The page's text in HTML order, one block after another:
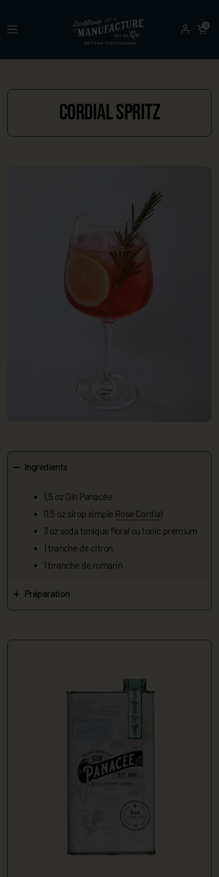
Ouvrir le menu
Ouvrir le
0
Cordial Spritz
Ingrédients
1,5 oz Gin Panacée
0,5 oz sirop simple Rose Cordial
3 oz soda tonique floral ou tonic premium
1 tranche de citron
1 branche de romarin
Préparation